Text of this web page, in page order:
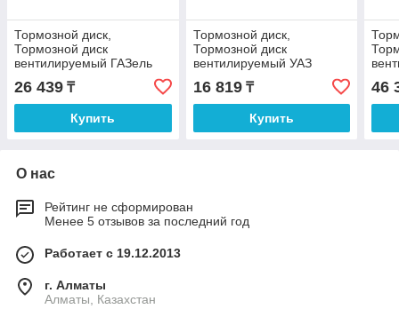
Тормозной диск,
Тормозной диск
вентилируемый ГАЗель
NEXT Пекар
26 439 ₸
Купить
Тормозной диск,
Тормозной диск
вентилируемый УАЗ
Хантер, 3160, Патриот,
Пикап, Карго Пекар
16 819₸
Купить
46
О нас
Рейтинг не сформирован
Менее 5 отзывов за последний год
Работает с 19.12.2013
г. Алматы
Алматы, Казахстан